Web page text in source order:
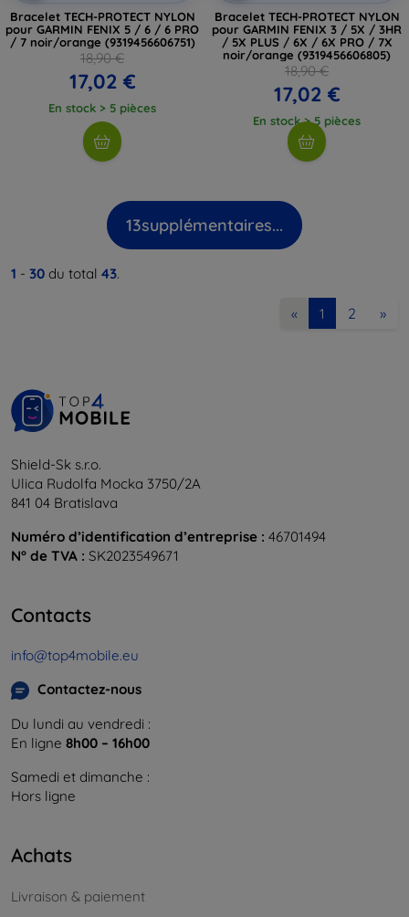
Bracelet TECH-PROTECT NYLON
pour GARMIN FENIX 5 / 6 / 6 PRO
/ 7 noir/orange (9319456606751)
18,90 €
17,02 €
En stock > 5 pièces
Bracelet TECH-PROTECT NYLON
pour GARMIN FENIX 3 / 5X / 3HR
/ 5X PLUS / 6X / 6X PRO / 7X
noir/orange (9319456606805)
18,90 €
17,02 €
En stock > 5 pièces
13supplémentaires...
1 - 30 du total 43.
« 1 2 »
Shield-Sk s.r.o.
Ulica Rudolfa Mocka 3750/2A
841 04 Bratislava
Numéro d’identification d’entreprise : 46701494
N° de TVA : SK2023549671
Contacts
info@top4mobile.eu
Contactez-nous
Du lundi au vendredi :
En ligne 8h00 – 16h00
Samedi et dimanche :
Hors ligne
Achats
Livraison & paiement